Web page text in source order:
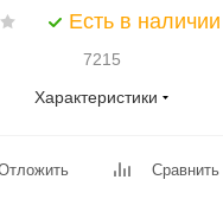
Есть в наличии
7215
Характеристики
Сравнить